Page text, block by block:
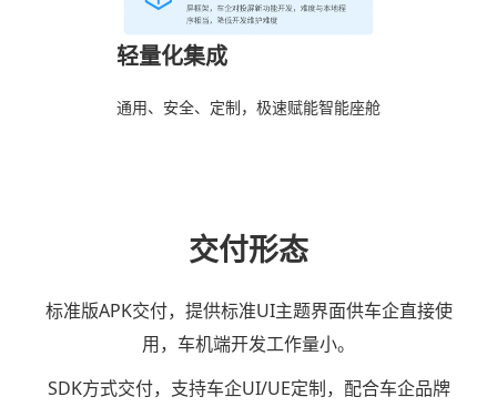
轻量化集成
通用、安全、定制，极速赋能智能座舱
交付形态
标准版APK交付，提供标准UI主题界面供车企直接使
用，车机端开发工作量小。
SDK方式交付，支持车企UI/UE定制，配合车企品牌